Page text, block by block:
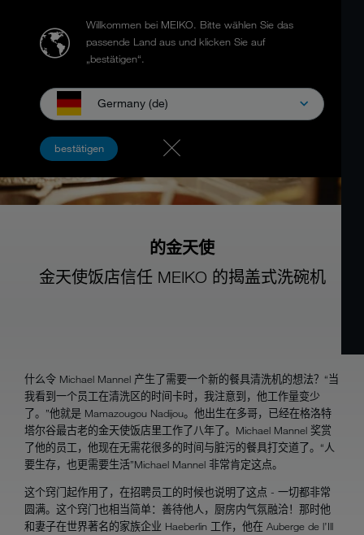
Willkommen bei MEIKO. Bitte wählen Sie das
passende Land aus und klicken Sie auf
„bestätigen“.
Germany (de)
bestätigen
的金天使
金天使饭店信任 MEIKO 的揭盖式洗碗机
什么令 Michael Mannel 产生了需要一个新的餐具清洗机的想法？“当
我看到一个员工在清洗区的时间卡时，我注意到，他工作量变少
了。”他就是 Mamazougou Nadijou。他出生在多哥，已经在格洛特
塔尔谷最古老的金天使饭店里工作了八年了。Michael Mannel 奖赏
了他的员工，他现在无需花很多的时间与脏污的餐具打交道了。“人
要生存，也更需要生活”Michael Mannel 非常肯定这点。
这个窍门起作用了，在招聘员工的时候也说明了这点 - 一切都非常
圆满。这个窍门也相当简单：善待他人，厨房内气氛融洽！那时他
和妻子在世界著名的家族企业 Haeberlin 工作，他在 Auberge de l’Ill